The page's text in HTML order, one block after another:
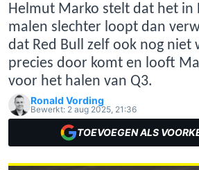
Helmut Marko stelt dat het in
malen slechter loopt dan
dat Red Bull zelf ook nog niet
precies door komt en looft
voor het halen van Q3.
Ronald Vording
Bewerkt: 2 aug 2025, 21:36
TOEVOEGEN ALS